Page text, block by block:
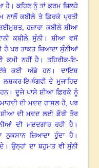
ਹੈ । ਕਹਿਣ ਨੂੰ ਤਾਂ ਕੁਰਮ ਜ਼ਿਲ੍ਹੇ
ਕਬੀਲੇ ਤੇ ਫ਼ਿਰਕੇ ਪ੍ਰਤੀ
ਹਜ਼ਾਰਾ ਕਬੀਲੇ ਸ਼ੀਆ
ਕਬੀਲੇ ਸੁੰਨੀ।ਸ਼ੀਆ ਵਸੋਂ
ਹੈ ਪਰ ਤਾਕਤ ਜ਼ਿਆਦਾ ਸੁੰਨੀਆਂ
ਕਮੀ ਨਹੀਂ ਹੈ ।ਤਹਿਰੀਕ-ਇ-
ਇੱਥੇ ਕਈ ਅੱਡੇ ਹਨ। ਦਾਇਸ਼
ਲਸ਼ਕਰ-ਇ-ਝੰਗਵੀ ਦੇ ਮੁਜਾਹਿਦ
। ਦੂਜੇ ਪਾਸੇ ਸ਼ੀਆ ਫ਼ਿਰਕੇ ਨੂੰ
ਦੀ ਮਦਦ ਹਾਸਲ ਹੈ, ਪਰ
ਸ਼ੀਆ ਦੀ ਮਦਦ ਲਈ ਫ਼ੌਰੀ ਤੌਰ
ਦੀ ਮਦਦਗਾਰ ਰਹੀ ਹੈ ।
ਨੁਕਸਾਨ ਜ਼ਿਆਦਾ ਹੁੰਦਾ ਹੈ ।
।ਉਨ੍ਹਾਂ ਦਾ ਬਹੁਮਤ ਵੀ ਸੁੰਨੀ